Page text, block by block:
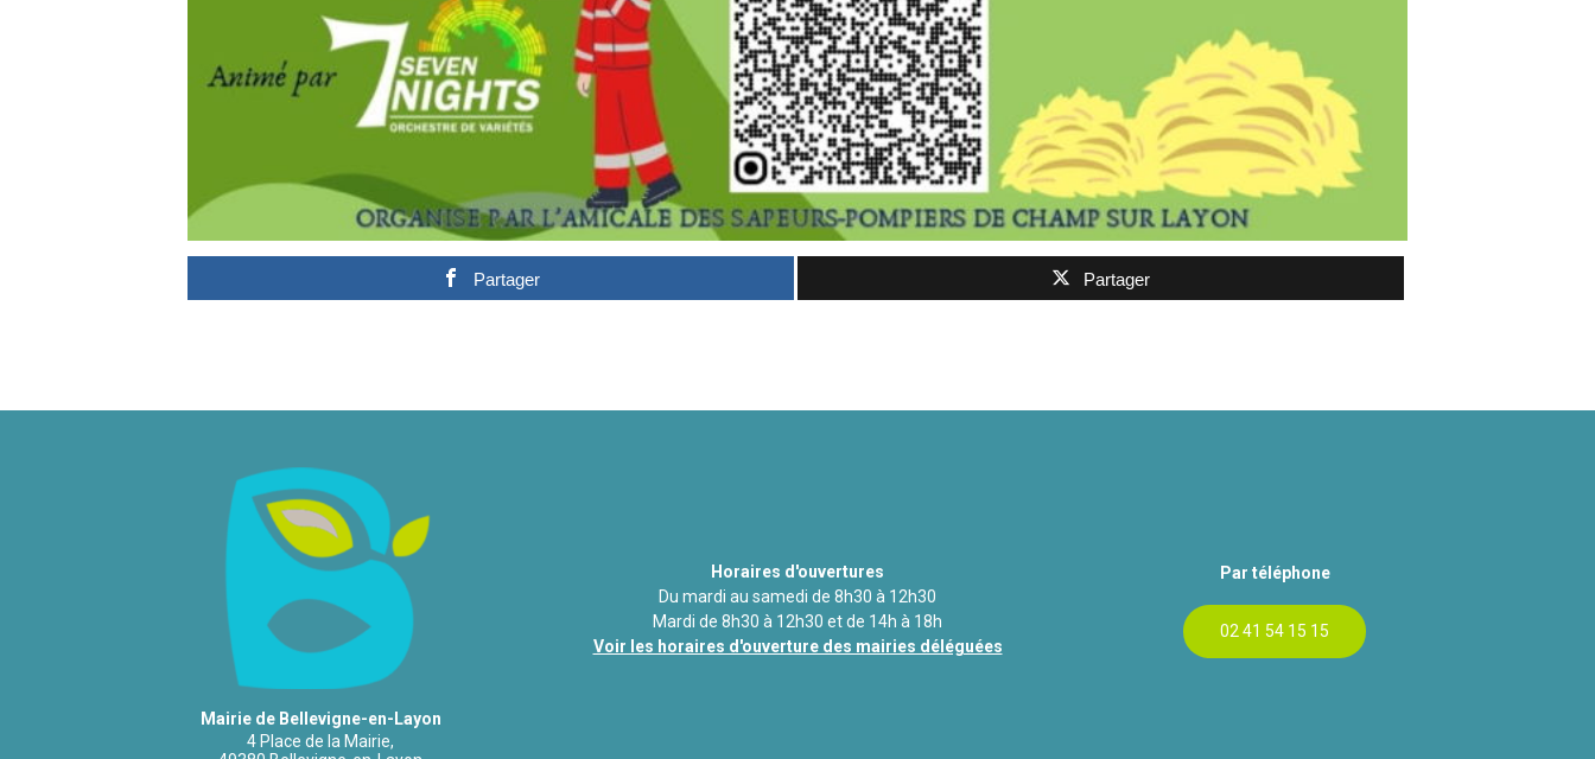
Partager Partager
Mairie de Bellevigne-en-Layon
4 Place de la Mairie,
Horaires d'ouvertures
Du mardi au samedi de 8h30 à 12h30
Mardi de 8h30 à 12h30 et de 14h à 18h
Voir les horaires d'ouverture des mairies déléguées
Par téléphone
02 41 54 15 15